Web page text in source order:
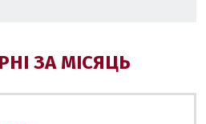
ЗА МІСЯЦЬ